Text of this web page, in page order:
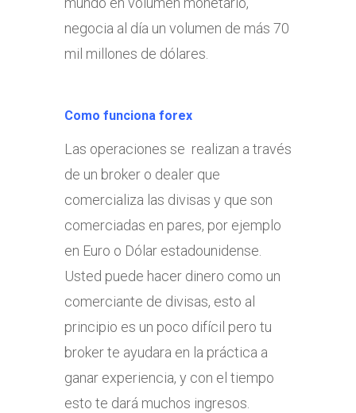
negocia al día un volumen de más 70
mil millones de dólares.
Como funciona forex
Las operaciones se realizan a través
de un broker o dealer que
comercializa las divisas y que son
comerciadas en pares, por ejemplo
en Euro o Dólar estadounidense.
Usted puede hacer dinero como un
comerciante de divisas, esto al
principio es un poco difícil pero tu
broker te ayudara en la práctica a
ganar experiencia, y con el tiempo
esto te dará muchos ingresos.